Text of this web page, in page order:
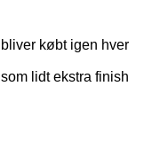
købt igen hver
lidt ekstra finish